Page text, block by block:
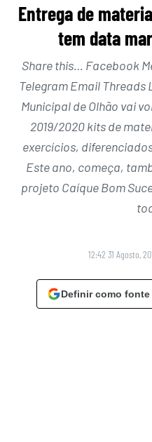
Entrega de
tem data
Share this… Facebook
Telegram Email Threads
Municipal de Olhão vai
2019/2020 kits de
exercícios,
Este ano, começa,
projeto Caíque Bom
12:42 31 Agosto,
Definir como